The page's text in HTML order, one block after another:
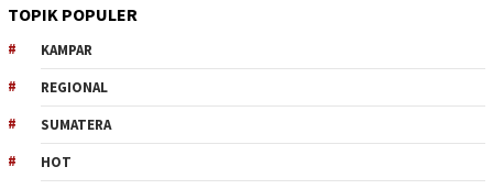
TOPIK POPULER
KAMPAR
REGIONAL
SUMATERA
HOT